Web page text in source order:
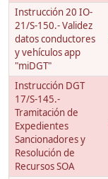
Instrucción 20 IO-
21/S-150.- Validez
datos conductores
y vehículos app
"miDGT"
Instrucción DGT
17/S-145.-
Tramitación de
Expedientes
Sancionadores y
Resolución de
Recursos SOA